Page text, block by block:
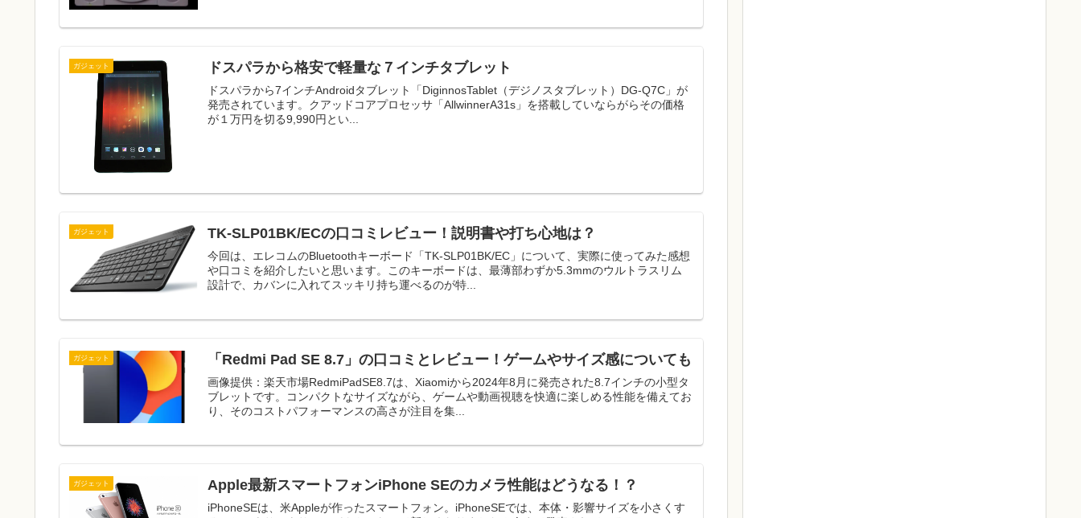
ガジェット ドスパラから格安で軽量な７インチタブレット
ドスパラから7インチAndroidタブレット「DiginnosTablet（デジノスタブレット）DG-Q7C」が
発売されています。クアッドコアプロセッサ「AllwinnerA31s」を搭載していならがらその価格
が１万円を切る9,990円とい...
ガジェット TK-SLP01BK/ECの口コミレビュー！説明書や打ち心地は？
今回は、エレコムのBluetoothキーボード「TK-SLP01BK/EC」について、実際に使ってみた感想
や口コミを紹介したいと思います。このキーボードは、最薄部わずか5.3mmのウルトラスリム
設計で、カバンに入れてスッキリ持ち運べるのが特...
ガジェット 「Redmi Pad SE 8.7」の口コミとレビュー！ゲームやサイズ感についても
画像提供：楽天市場RedmiPadSE8.7は、Xiaomiから2024年8月に発売された8.7インチの小型タ
ブレットです。コンパクトなサイズながら、ゲームや動画視聴を快適に楽しめる性能を備えてお
り、そのコストパフォーマンスの高さが注目を集...
ガジェット Apple最新スマートフォンiPhone SEのカメラ性能はどうなる！？
iPhoneSEは、米Appleが作ったスマートフォン。iPhoneSEでは、本体・影響サイズを小さくす